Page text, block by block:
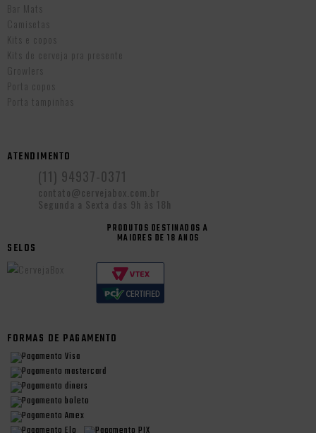
Bar Mats
Camisetas
Kits e copos
Kits de cerveja pra presente
Growlers
Porta copos
Porta tampinhas
ATENDIMENTO
(11) 94937-0371
contato@cervejabox.com.br
Segunda a Sexta das 9h às 18h
PRODUTOS DESTINADOS A
MAIORES DE 18 ANOS
SELOS
FORMAS DE PAGAMENTO